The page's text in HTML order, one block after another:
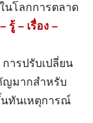
นโลกการตลาด
รู้ – เรื่อง –
ารปรับเปลี่ยน
ญมากสำหรับ
นทันเหตุการณ์